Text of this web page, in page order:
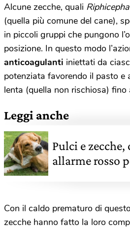
Alcune zecche, quali
(quella più comune del cane),
in piccoli gruppi che pungono
posizione. In questo modo
anticoagulanti iniettati da
potenziata favorendo il pasto e
lenta (quella non rischiosa)
Leggi anche
Pulci e
allarme rosso
Con il caldo prematuro di
zecche hanno fatto la loro